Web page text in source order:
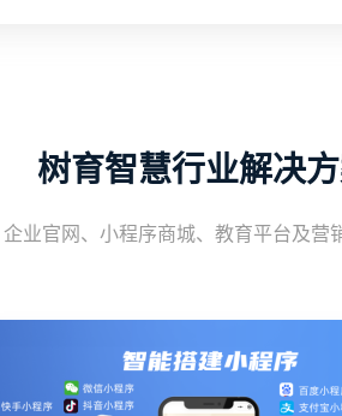
树育智慧行业解决
业官网、小程序商城、教育平台及营